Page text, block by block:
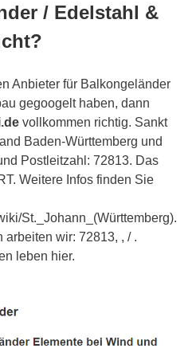
/ Edelstahl &
Anbieter für Balkongeländer
gegoogelt haben, dann
vollkommen richtig. Sankt
Baden-Württemberg und
Postleitzahl: 72813. Das
Weitere Infos finden Sie
St._Johann_(Württemberg).
arbeiten wir: 72813, , / .
leben hier.